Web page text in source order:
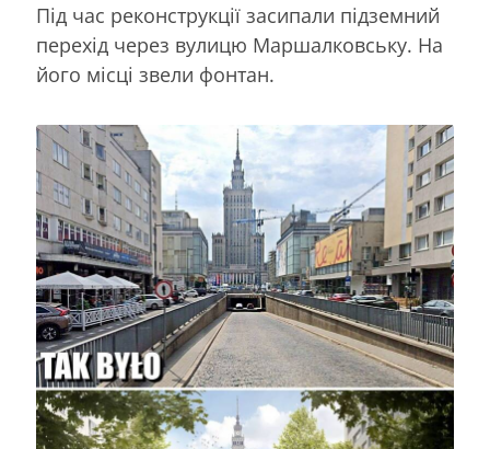
Під час реконструкції засипали підземний
перехід через вулицю Маршалковську. На
його місці звели фонтан.